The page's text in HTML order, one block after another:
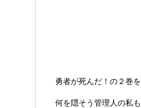
勇者が死んだ！の２巻
何を隠そう管理人の私